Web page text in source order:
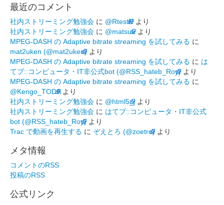
最近のコメント
社内ストリーミング勉強会 に @RtestR より
社内ストリーミング勉強会 に @matsuu より
MPEG-DASH の Adaptive bitrate streaming を試してみる に
mat2uken (@mat2uken) より
MPEG-DASH の Adaptive bitrate streaming を試してみる に は
てブ::コンピュータ・IT非公式bot (@RSS_hateb_Roy) より
MPEG-DASH の Adaptive bitrate streaming を試してみる に
@Kengo_TODAより
社内ストリーミング勉強会 に @html5_j より
社内ストリーミング勉強会 に はてブ::コンピュータ・IT非公式
bot (@RSS_hateb_Roy) より
Trac で動画を再生する に ぞえとろ (@zoetro) より
メタ情報
コメントのRSS
投稿のRSS
公式リンク